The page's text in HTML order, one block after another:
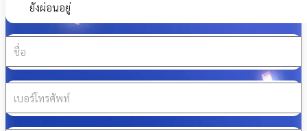
ยังผ่อนอยู่
ชื่อ
เบอร์โทรศัพท์